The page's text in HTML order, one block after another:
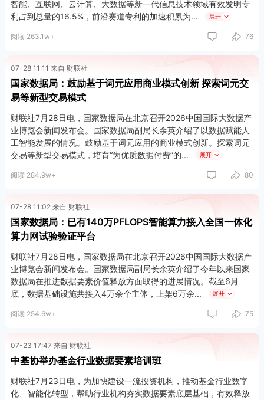
智能、互联网、云计算、大数据等新一代信息技术领域有效发明专
利占到总量的16.5%，前沿赛道专利的加速积累为
展开
阅读 263.1w+ 76
07-28 11:11 来自 财联社
国家数据局：鼓励基于词元应用商业模式创新 探索词元交
易等新型交易模式
财联社7月28日电，国家数据局在北京召开2026中国国际大数据产
业博览会新闻发布会。国家数据局副局长余英介绍了以数据赋能人
工智能发展的情况。鼓励基于词元应用的商业模式创新。探索词元
交易等新型交易模式，培育“为优质数据付费”的
展开
阅读 284.9w+ 80
07-28 11:02 来自 财联社
国家数据局：已有140万PFLOPS智能算力接入全国一体化
算力网试验验证平台
财联社7月28日电，国家数据局在北京召开2026中国国际大数据产
业博览会新闻发布会。国家数据局副局长余英介绍了今年以来国家
数据局在推进数据要素价值释放方面取得的进展情况。截至6月
底，数据基础设施共接入4万余个主体，上架6万余
展开
阅读 254.6w+ 75
07-23 17:47 来自 财联社
中基协举办基金行业数据要素培训班
财联社7月23日电，为加快建设一流投资机构，推动基金行业数字
化、智能化转型，帮助行业机构夯实数据要素底层基础，有效释放